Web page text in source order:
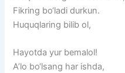
Fikring bo‘ladi durkun.
Huquqlaring bilib ol,
Hayotda yur bemalol!
A’lo bo‘lsang har ishda,